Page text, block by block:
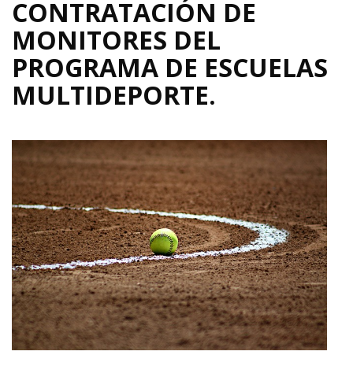
CONTRATACIÓN DE
MONITORES DEL
PROGRAMA DE ESCUELAS
MULTIDEPORTE.